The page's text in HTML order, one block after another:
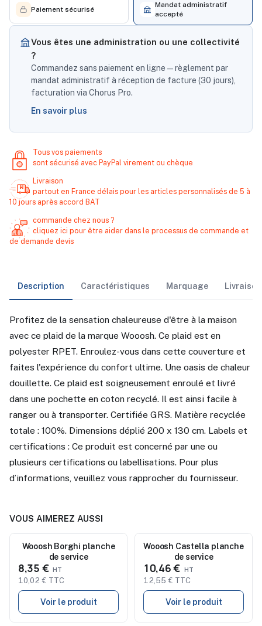
Paiement sécurisé
Mandat administratif
accepté
Vous êtes une administration ou une collectivité
?
Commandez sans paiement en ligne — règlement par
mandat administratif à réception de facture (30 jours),
facturation via Chorus Pro.
En savoir plus
Tous vos paiements
sont sécurisé avec PayPal virement ou chèque
Livraison
partout en France délais pour les articles personnalisés de 5 à
10 jours après accord BAT
commande chez nous ?
cliquez ici pour être aider dans le processus de commande et
de demande devis
Description Caractéristiques Marquage
Profitez de la sensation chaleureuse d'être à la maison
avec ce plaid de la marque Wooosh. Ce plaid est en
polyester RPET. Enroulez-vous dans cette couverture et
faites l'expérience du confort ultime. Une oasis de chaleur
douillette. Ce plaid est soigneusement enroulé et livré
dans une pochette en coton recyclé. Il est ainsi facile à
ranger ou à transporter. Certifiée GRS. Matière recyclée
totale : 100%. Dimensions déplié 200 x 130 cm. Labels et
certifications : Ce produit est concerné par une ou
plusieurs certifications ou labellisations. Pour plus
d’informations, veuillez vous rapprocher du fournisseur.
VOUS AIMEREZ AUSSI
Nouveau
Wooosh Borghi planche
de service
8,35 €
10,02 € TTC
Voir le produit
Nouveau
Wooosh Castella planche
de service
10,46 €
12,55 € TTC
Voir le produit